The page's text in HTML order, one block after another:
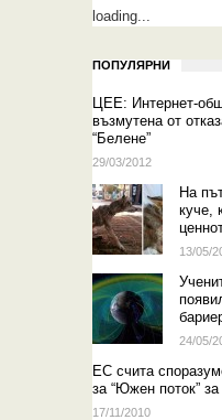
loading...
ПОПУЛЯРНИ
ЦЕЕ: Интернет-
възмутена от
“Белене”
29/03/2012
На
куче,
13/05/
24/05/
EС счита
за “Южен поток” за
17/11/2010